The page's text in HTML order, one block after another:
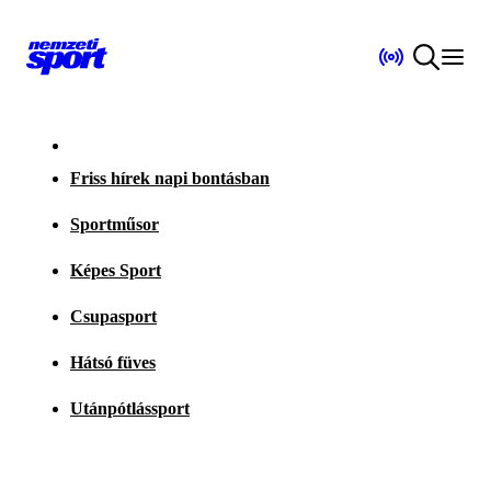
Friss hírek napi bontásban
Sportműsor
Képes Sport
Csupasport
Hátsó füves
Utánpótlássport